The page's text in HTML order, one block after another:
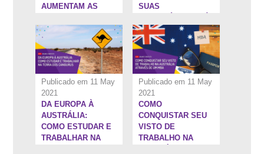
AUMENTAM AS
EMPREGO
SUAS
A AUSTRÁLIA
Publicado em 11 May
2021
DA EUROPA À
AUSTRÁLIA:
COMO ESTUDAR E
TRABALHAR NA
Publicado em 11 May
2021
COMO
CONQUISTAR SEU
VISTO DE
TRABALHO NA
1:36:12''